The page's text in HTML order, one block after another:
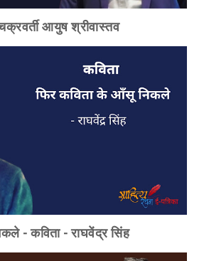
आयुष श्रीवास्तव
- कविता - राघवेंद्र सिंह